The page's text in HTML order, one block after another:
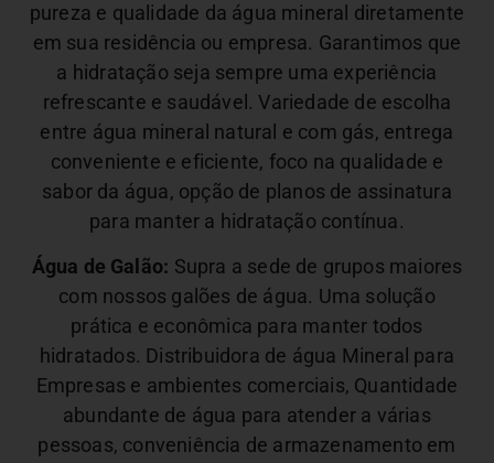
pureza e qualidade da água mineral diretamente
em sua residência ou empresa. Garantimos que
a hidratação seja sempre uma experiência
refrescante e saudável.Variedade de escolha
entre água mineral natural e com gás, entrega
conveniente e eficiente, foco na qualidade e
sabor da água, opção de planos de assinatura
para manter a hidratação contínua.
Água de Galão: Supra a sede de grupos maiores
com nossos galões de água. Uma solução
prática e econômica para manter todos
hidratados. Distribuidora de água Mineral para
Empresas e ambientes comerciais, Quantidade
abundante de água para atender a várias
pessoas, conveniência de armazenamento em